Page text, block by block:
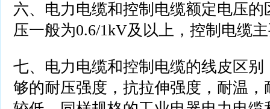
六、电力电缆和控制电缆额定电压
压一般为0.6/1kV及以上，控制电缆
七、电力电缆和控制电缆的线皮区
够的耐压强度，抗拉伸强度，耐温